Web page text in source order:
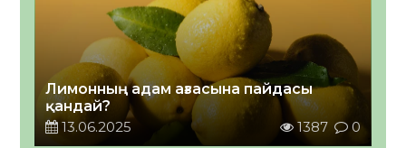
Лимонның адам ағзасына пайдасы
қандай?
13.06.2025
1387 0